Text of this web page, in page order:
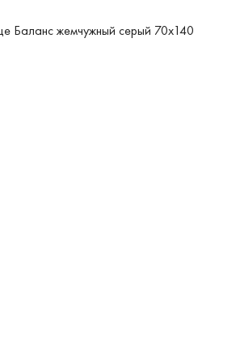
Баланс жемчужный серый 70x140